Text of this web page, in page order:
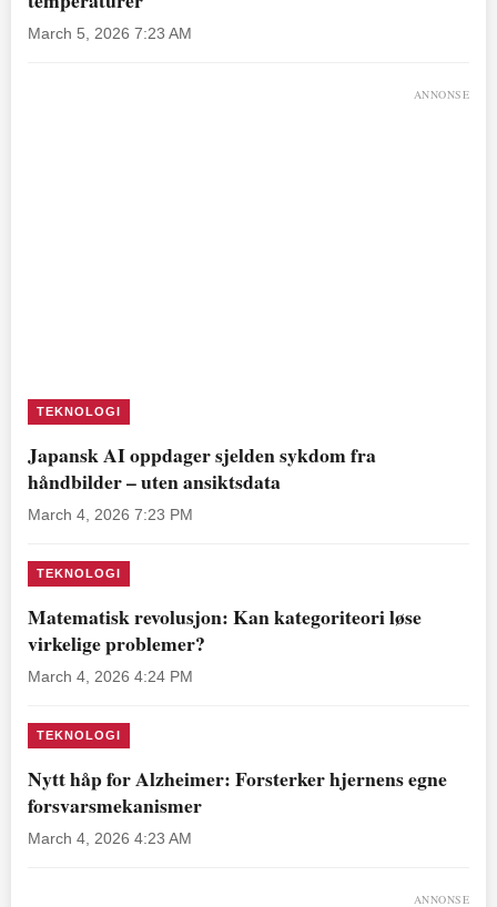
March 5, 2026 7:23 AM
ANNONSE
TEKNOLOGI
Japansk AI oppdager sjelden sykdom fra
håndbilder – uten ansiktsdata
March 4, 2026 7:23 PM
TEKNOLOGI
Matematisk revolusjon: Kan kategoriteori løse
virkelige problemer?
March 4, 2026 4:24 PM
TEKNOLOGI
Nytt håp for Alzheimer: Forsterker hjernens egne
forsvarsmekanismer
March 4, 2026 4:23 AM
ANNONSE